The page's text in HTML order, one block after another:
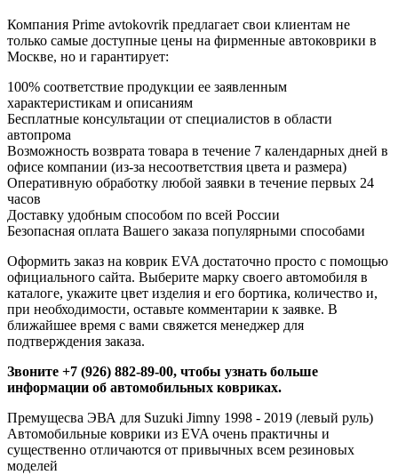
Компания Prime avtokovrik предлагает свои клиентам не
только самые доступные цены на фирменные автоковрики в
Москве, но и гарантирует:
100% соответствие продукции ее заявленным
характеристикам и описаниям
Бесплатные консультации от специалистов в области
автопрома
Возможность возврата товара в течение 7 календарных дней в
офисе компании (из-за несоответствия цвета и размера)
Оперативную обработку любой заявки в течение первых 24
часов
Доставку удобным способом по всей России
Безопасная оплата Вашего заказа популярными способами
Оформить заказ на коврик EVA достаточно просто с помощью
официального сайта. Выберите марку своего автомобиля в
каталоге, укажите цвет изделия и его бортика, количество и,
при необходимости, оставьте комментарии к заявке. В
ближайшее время с вами свяжется менеджер для
подтверждения заказа.
Звоните +7 (926) 882-89-00, чтобы узнать больше
информации об автомобильных ковриках.
Премущесва ЭВА для Suzuki Jimny 1998 - 2019 (левый руль)
Автомобильные коврики из EVA очень практичны и
существенно отличаются от привычных всем резиновых
моделей